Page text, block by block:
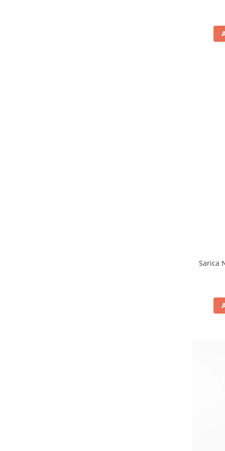
Sarica